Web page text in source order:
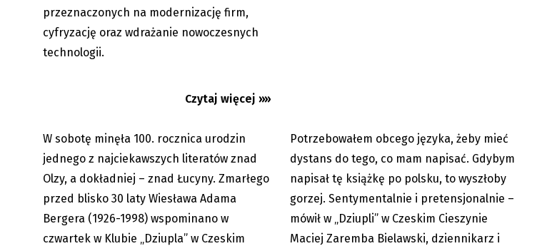
przeznaczonych na modernizację firm,
cyfryzację oraz wdrażanie nowoczesnych
technologii.
Czytaj więcej »»
Premium 08.06.2026
Wiesław Adam Berger. Pisarz znad
Łucyny miałby 100 lat
W sobotę minęła 100. rocznica urodzin
jednego z najciekawszych literatów znad
Olzy, a dokładniej – znad Łucyny. Zmarłego
przed blisko 30 laty Wiesława Adama
Bergera (1926-1998) wspominano w
czwartek w Klubie „Dziupla” w Czeskim
08.06.2026
Potrzebowałem obcego języka, żeby mieć
dystans do tego, co mam napisać. Gdybym
napisał tę książkę po polsku, to wyszłoby
gorzej. Sentymentalnie i pretensjonalnie –
mówił w „Dziupli” w Czeskim Cieszynie
Maciej Zaremba Bielawski, dziennikarz i